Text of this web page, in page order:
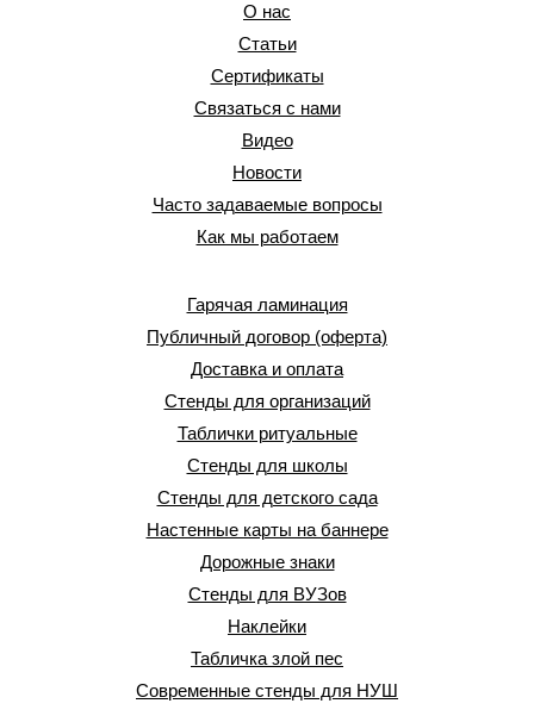
О нас
Статьи
Сертификаты
Связаться с нами
Видео
Новости
Часто задаваемые вопросы
Как мы работаем
Гарячая ламинация
Публичный договор (оферта)
Доставка и оплата
Стенды для организаций
Таблички ритуальные
Стенды для школы
Стенды для детского сада
Настенные карты на баннере
Дорожные знаки
Стенды для ВУЗов
Наклейки
Табличка злой пес
Современные стенды для НУШ